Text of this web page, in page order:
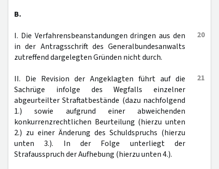
B.
20
I. Die Verfahrensbeanstandungen dringen aus den
in der Antragsschrift des Generalbundesanwalts
zutreffend dargelegten Gründen nicht durch.
21
II. Die Revision der Angeklagten führt auf die
Sachrüge infolge des Wegfalls einzelner
abgeurteilter Straftatbestände (dazu nachfolgend
1.) sowie aufgrund einer abweichenden
konkurrenzrechtlichen Beurteilung (hierzu unten
2.) zu einer Änderung des Schuldspruchs (hierzu
unten 3.). In der Folge unterliegt der
Strafausspruch der Aufhebung (hierzu unten 4.).